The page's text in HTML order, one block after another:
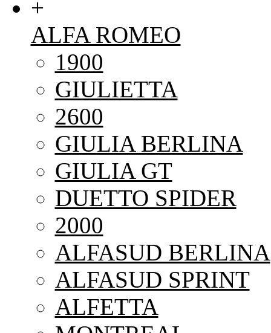
+
ALFA ROMEO
1900
GIULIETTA
2600
GIULIA BERLINA
GIULIA GT
DUETTO SPIDER
2000
ALFASUD BERLINA
ALFASUD SPRINT
ALFETTA